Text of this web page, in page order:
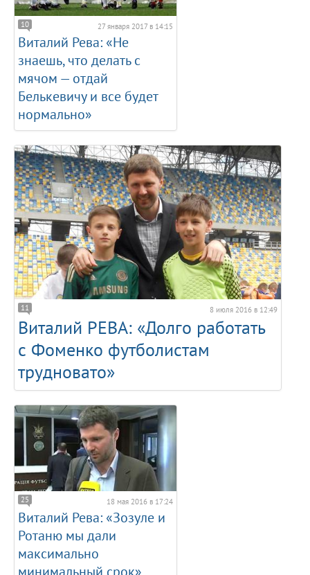
10 27 января 2017 в 14:15
Виталий Рева: «Не
знаешь, что делать с
мячом — отдай
Белькевичу и все будет
нормально»
11 8 июля 2016 в 12:49
Виталий РЕВА: «Долго работать
с Фоменко футболистам
трудновато»
25 18 мая 2016 в 17:24
Виталий Рева: «Зозуле и
Ротаню мы дали
максимально
минимальный срок»